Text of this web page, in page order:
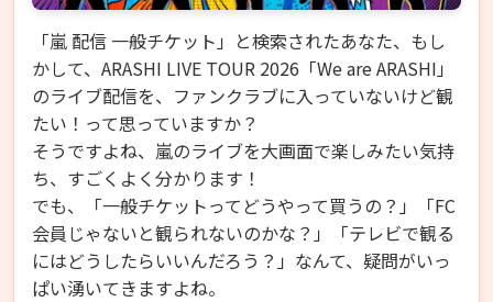
「嵐 配信 一般チケット」と検索されたあなた、もし
かして、ARASHI LIVE TOUR 2026「We are ARASHI」
のライブ配信を、ファンクラブに入っていないけど観
たい！って思っていますか？
そうですよね、嵐のライブを大画面で楽しみたい気持
ち、すごくよく分かります！
でも、「一般チケットってどうやって買うの？」「FC
会員じゃないと観られないのかな？」「テレビで観る
にはどうしたらいいんだろう？」なんて、疑問がいっ
ぱい湧いてきますよね。